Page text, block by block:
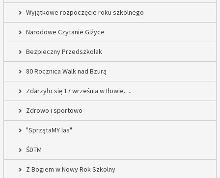
Wyjątkowe rozpoczęcie roku szkolnego
Narodowe Czytanie Giżyce
Bezpieczny Przedszkolak
80 Rocznica Walk nad Bzurą
Zdarzyło się 17 września w Iłowie….
Zdrowo i sportowo
"SprzątaMY las"
ŚDTM
Z Bogiem w Nowy Rok Szkolny